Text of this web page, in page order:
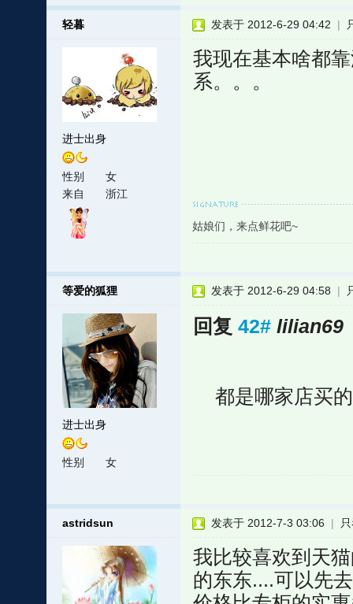
轻暮
进士出身
性别
女
来自
浙江
发表于 2012-6-29 04:42 |
我现在基本啥都
系。。。
姑娘们，来点鲜花吧~
等爱的狐狸
进士出身
性别 女
发表于 2012-6-29 04:58 |
回复 42# lilian69
都是哪家店买
astridsun 发表于 2012-7-3 03:06 |
我比较喜欢到天
的东东....可以先